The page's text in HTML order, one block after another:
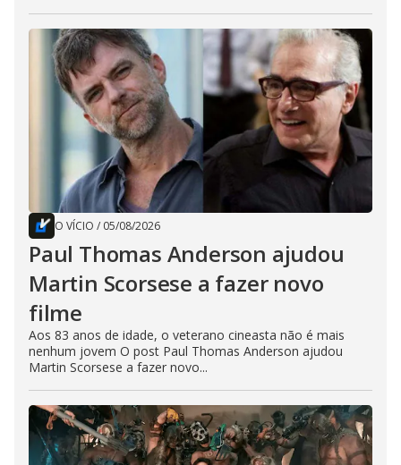
O VÍCIO / 05/08/2026
Paul Thomas Anderson ajudou
Martin Scorsese a fazer novo
filme
Aos 83 anos de idade, o veterano cineasta não é mais
nenhum jovem O post Paul Thomas Anderson ajudou
Martin Scorsese a fazer novo...